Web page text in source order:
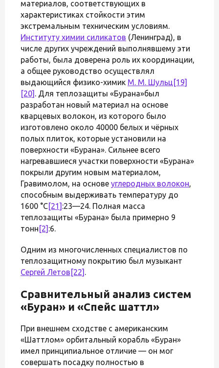
материалов, соответствующих в
характеристиках стойкости этим
экстремальным техническим условиям.
Институту химии силикатов (Ленинград), в
числе других учреждений выполнявшему эти
работы, была доверена роль их координации,
а общее руководство осуществлял
выдающийся физико-химик М. М. Шульц [19]
[20] . Для теплозащиты «Бурана»был
разработан новый материал на основе
кварцевых волокон, из которого было
изготовлено около 40000 белых и чёрных
полых плиток, которые установили на
поверхности «Бурана». Сильнее всего
нагревавшиеся участки поверхности «Бурана»
покрыли другим новым материалом,
Гравимолом, на основе углеродных волокон,
способным выдерживать температуру до
1600 °C[21] :23—24. Полная масса
теплозащиты «Бурана» была примерно 9
тонн [2] :6.
Одним из многочисленных специалистов по
теплозащитному покрытию был музыкант
Сергей Летов [22] .
Сравнительный анализ систем
«Буран» и «Спейс шаттл»
При внешнем сходстве с американским
«Шаттлом» орбитальный корабль «Буран»
имел принципиальное отличие — он мог
совершать посадку полностью в